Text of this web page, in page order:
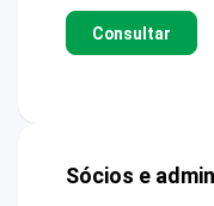
Consultar
Sócios e